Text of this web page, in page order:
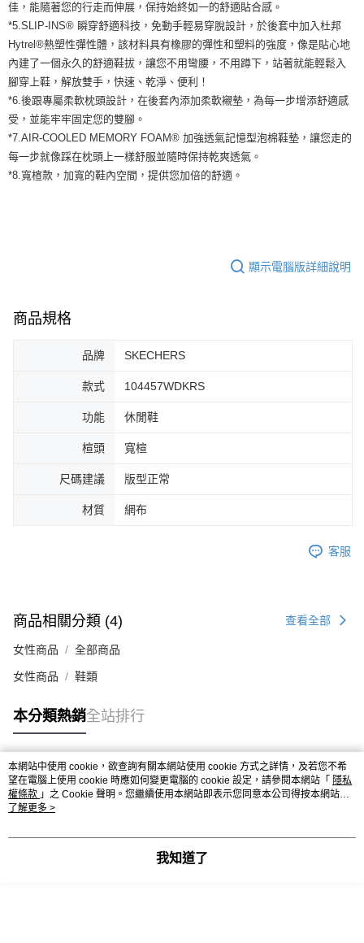
購買商品的店家。未經商家同意取消之訂單仍視為有效，需透過AFTEE先享
後付繳納相關費用。
※ 交易是否成功請以「AFTEE先享後付 」之結帳頁面顯示為準，若有關於
是否繳費成功／繳費後需取消欲退款等相關疑問，請聯繫「AFTEE先享後付
客戶支援中心」https://netprotections.freshdesk.com/support/home
【注意事項】
易，需依本服務之必要範圍內提供個人資料，並將交易相關給付款項請求債
權轉讓予恩沛科技股份有限公司。
２．關於個人資料處理事宜，請瀏覽以下網址：
https://aftee.tw/terms/#terms3
３．未成年的使用者請事先徵得法定代理人或監護人之同意方可使用
５．嚴禁一人註冊多個帳號或使用他人資訊註冊。若發現惡意使用之情形，
每筆NT$60，滿NT$1,500(含以上)免運費
付款後7-11取貨
每筆NT$60，滿NT$1,500(含以上)免運費
宅配
每筆NT$100，滿NT$1,500(含以上)免運費
佳，能隨著您的行走而伸展，保持始終如一的舒適貼合感。
*5.SLIP-INS® 瞬穿舒適科技，免動手輕易穿脫設計，於後套中加入杜邦
Hytrel®熱塑性彈性體，該材料具有橡膠的彈性和塑料的強度，像是貼心地
內建了一個永久的舒適鞋拔，讓您不用彎腰，不用蹲下，站著就能輕鬆入
腳穿上鞋，解放雙手，快速、乾淨、便利！
*6.後跟專屬柔軟枕頭設計，在後套內添加柔軟襯墊，為每一步增添舒適感
受，並能牢牢固定您的雙腳。
*7.AIR-COOLED MEMORY FOAM® 加強透氣記憶型泡棉鞋墊，讓您走的
每一步就像踩在枕頭上一樣舒服並隨時保持乾爽透氣。
*8.寬楦款，加寬的鞋內空間，提供您加倍的舒適。
顯示電腦版詳細說明
商品規格
品牌 SKECHERS
款式 104457WDKRS
功能 休閒鞋
楦頭 寬楦
尺碼建議 版型正常
材質 網布
客服
商品相關分類 (4) 查看全部
女性商品 全部商品
女性商品 鞋類
本分類熱銷全站排行
熱門標籤
本網站中使用 cookie，欲查詢有關本網站使用 cookie 方式之詳情，及若您不希
望在電腦上使用 cookie 時應如何變更電腦的 cookie 設定，請參閱本網站「 隱私
權條款 」之 Cookie 聲明。您繼續使用本網站即表示您同意本公司得按本網站使
用條款之 Cookie 聲明使用 cookie。
了解更多 >
我知道了